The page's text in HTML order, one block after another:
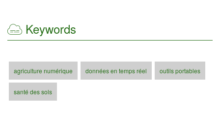
Keywords
agriculture numérique données en temps réel outils portables
santé des sols